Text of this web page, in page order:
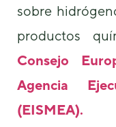
sobre
productos
Consejo
Agencia
(EISMEA).